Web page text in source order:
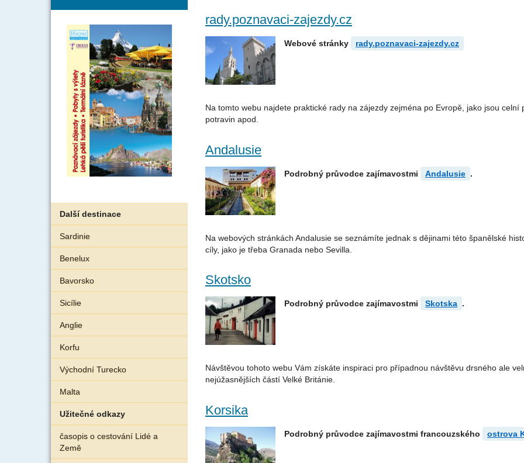
rady.poznavaci-zajezdy.cz
Webové stránky rady.poznavaci-zajezdy.cz
Na tomto webu najdete praktické rady na zájezdy zejména po Evropě, jako jsou
potravin apod.
Andalusie
Podrobný průvodce zajímavostmi Andalusie .
Na webových stránkách Andalusie se seznámíte jednak s dějinami této španělské
cíly, jako je třeba Granada nebo Sevilla.
Skotsko
Podrobný průvodce zajímavostmi Skotska .
Návštěvou tohoto webu Vám získáte inspiraci pro případnou návštěvu drsného ale
nejúžasnějších částí Velké Británie.
Korsika
Podrobný průvodce zajímavostmi francouzského ostrova
Další destinace
Sardinie
Benelux
Bavorsko
Sicílie
Anglie
Korfu
Východní Turecko
Malta
Užitečné odkazy
časopis o cestování Lidé a
Země